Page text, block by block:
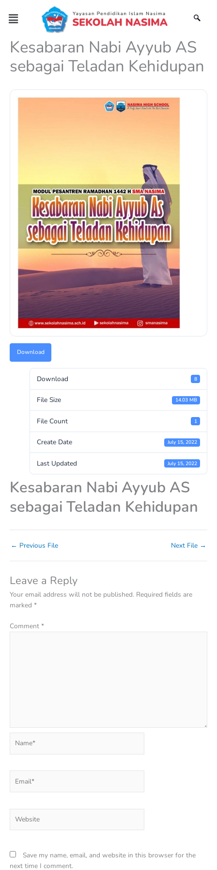
content
Menu
Kesabaran Nabi Ayyub AS
sebagai Teladan Kehidupan
Download
Download 8
File Size 14.03 MB
File Count 1
Create Date July 15, 2022
Last Updated July 15, 2022
Kesabaran Nabi Ayyub AS
sebagai Teladan Kehidupan
← Previous File Next File →
Leave a Reply
Your email address will not be published. Required fields are
marked *
Comment *
Save my name, email, and website in this browser for the
next time I comment.